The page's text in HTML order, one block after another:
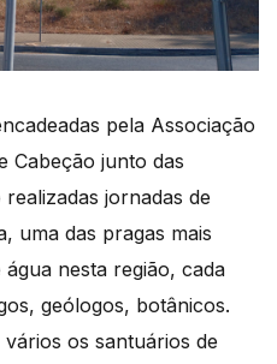
pela Associação
Cabeção junto das
jornadas de
uma das pragas mais
nesta região, cada
geólogos, botânicos.
os santuários de